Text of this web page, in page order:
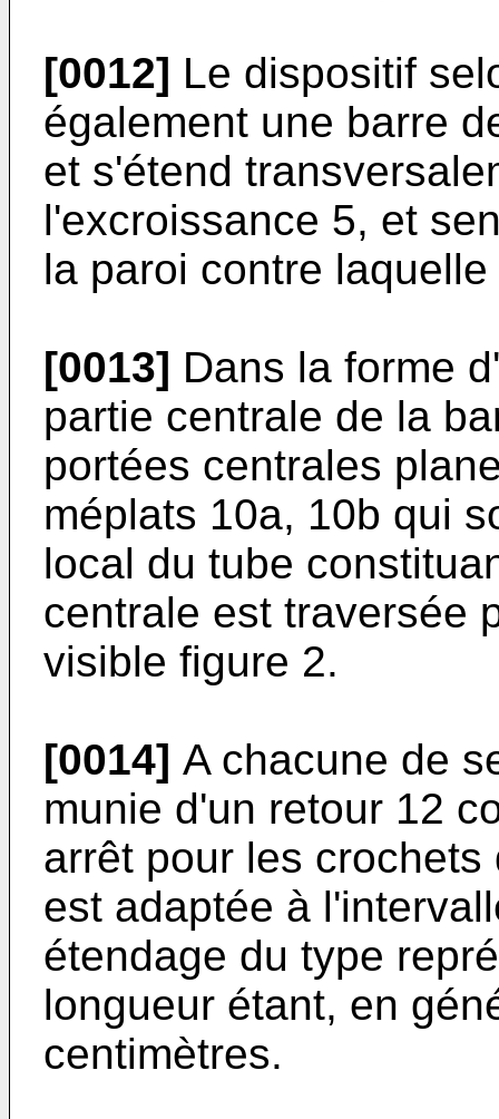
[0012] Le dispositif
également une barre
et s'étend
l'excroissance 5, et
la paroi contre
[0013] Dans la forme
partie centrale de la
portées centrales
méplats 10a, 10b qui
local du tube
centrale est traversée
visible figure 2.
[0014] A chacune de
munie d'un retour 12
arrêt pour les
est adaptée à
étendage du type
longueur étant, en
centimètres.